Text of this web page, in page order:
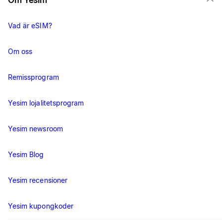
Vad är eSIM?
Om oss
Remissprogram
Yesim lojalitetsprogram
Yesim newsroom
Yesim Blog
Yesim recensioner
Yesim kupongkoder